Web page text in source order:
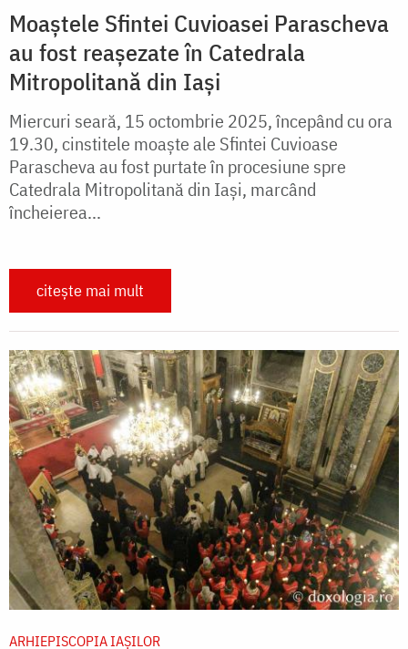
Moaștele Sfintei Cuvioasei Parascheva
au fost reașezate în Catedrala
Mitropolitană din Iași
Miercuri seară, 15 octombrie 2025, începând cu ora
19.30, cinstitele moaște ale Sfintei Cuvioase
Parascheva au fost purtate în procesiune spre
Catedrala Mitropolitană din Iași, marcând
încheierea...
citește mai mult
ARHIEPISCOPIA IAŞILOR